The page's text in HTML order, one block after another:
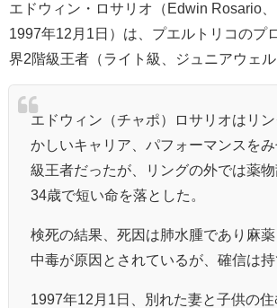
エドウィン・ロサリオ（Edwin Rosario
1997年12月1日）は、プエルトリコのプ
界2階級王者（ライト級、ジュニアウェル
エドウィン（チャポ）ロサリオはリ
かしいキャリア、パフォーマンスを
級王者だったが、リングの外では薬物
34歳で短い命を落とした。
検死の結果、死因は肺水腫であり麻
中毒が原因とされているが、確信は持
1997年12月1日、別れた妻と子供の